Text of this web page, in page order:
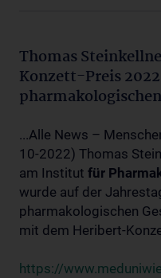
Thomas
Konzett-Preis
...Alle News –
10-2022) Thomas
am Institut für
wurde auf der
pharmakologischen
mit dem Heribert-
https://